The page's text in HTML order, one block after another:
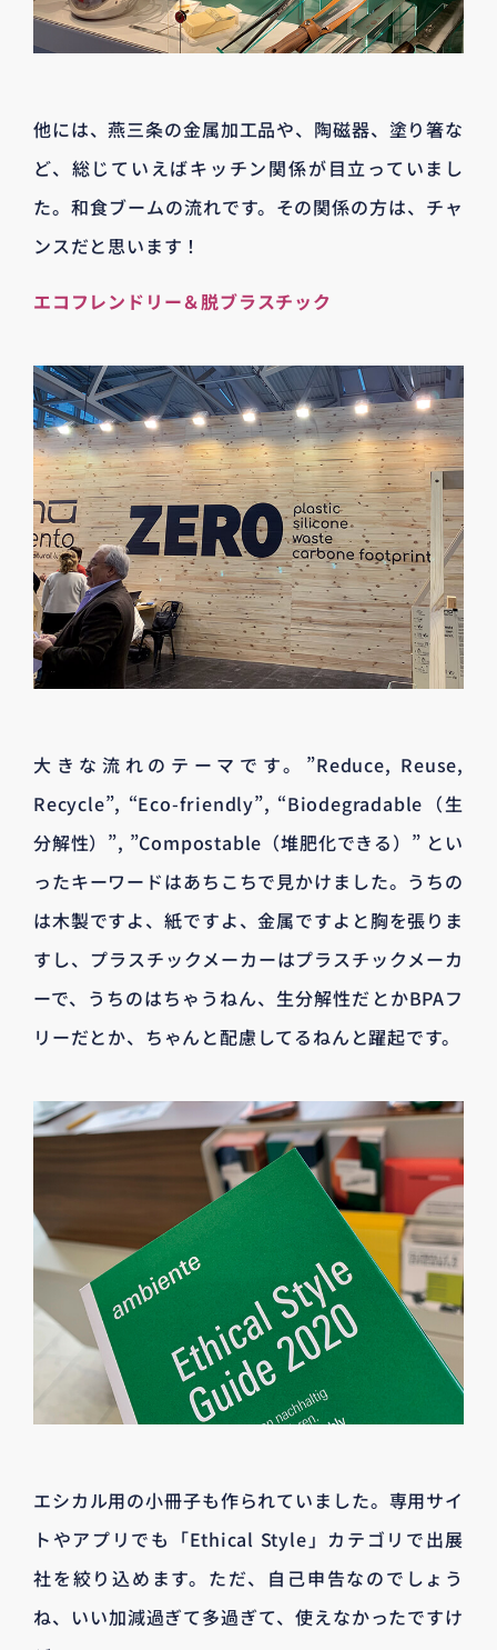
他には、燕三条の金属加工品や、陶磁器、塗り箸な
ど、総じていえばキッチン関係が目立っていまし
た。和食ブームの流れです。その関係の方は、チャ
ンスだと思います！
エコフレンドリー＆脱ブラスチック
大きな流れのテーマです。”Reduce, Reuse,
Recycle”, “Eco-friendly”, “Biodegradable（生
分解性）”, ”Compostable（堆肥化できる）” とい
ったキーワードはあちこちで見かけました。うちの
は木製ですよ、紙ですよ、金属ですよと胸を張りま
すし、プラスチックメーカーはプラスチックメーカ
ーで、うちのはちゃうねん、生分解性だとかBPAフ
リーだとか、ちゃんと配慮してるねんと躍起です。
エシカル用の小冊子も作られていました。専用サイ
トやアプリでも「Ethical Style」カテゴリで出展
社を絞り込めます。ただ、自己申告なのでしょう
ね、いい加減過ぎて多過ぎて、使えなかったですけ